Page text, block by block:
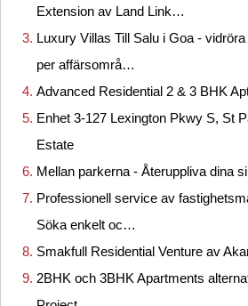
Extension av Land Link…
Luxury Villas Till Salu i Goa -
per affärsområ…
Advanced Residential 2 & 3 BHK
Enhet 3-127 Lexington Pkwy S, St
Estate
Mellan parkerna - Återuppliva dina
Professionell service av
Söka enkelt oc…
Smakfull Residential Venture av
2BHK och 3BHK Apartments